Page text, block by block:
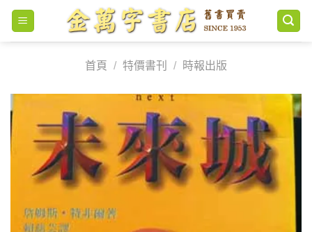
Skip
content
首頁
/ 特價書刊 / 時報出版